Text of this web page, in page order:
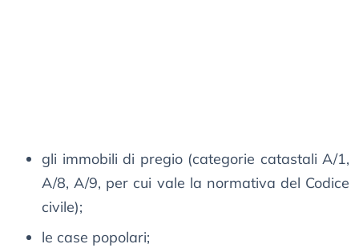
gli immobili di pregio (categorie catastali A/1,
A/8, A/9, per cui vale la normativa del Codice
civile);
le case popolari;